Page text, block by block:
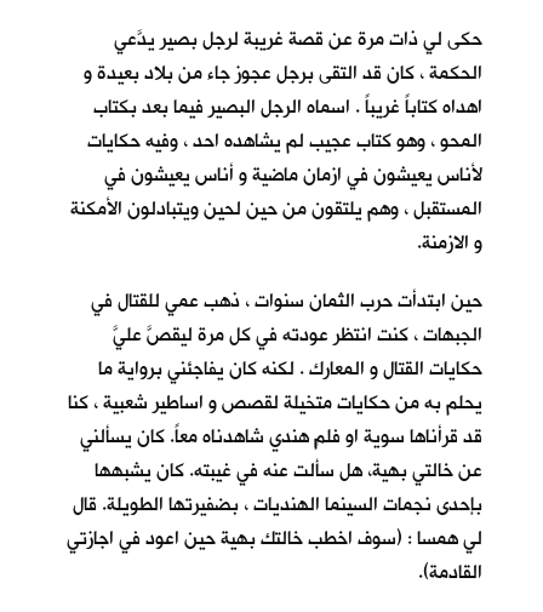
حكى لي ذات مرة عن قصة غريبة لرجل بصير يدَّعي
الحكمة ، كان قد التقى برجل عجوز جاء من بلاد بعيدة و
اهداه كتاباً غريباً . اسماه الرجل البصير فيما بعد بكتاب
المحو ، وهو كتاب عجيب لم يشاهده احد ، وفيه حكايات
لأناس يعيشون في ازمان ماضية و أناس يعيشون في
المستقبل ، وهم يلتقون من حين لحين ويتبادلون الأمكنة
و الازمنة.
حين ابتدأت حرب الثمان سنوات ، ذهب عمي للقتال في
الجبهات ، كنت انتظر عودته في كل مرة ليقصَّ عليَّ
حكايات القتال و المعارك . لكنه كان يفاجئني برواية ما
يحلم به من حكايات متخيلة لقصص و اساطير شعبية ، كنا
قد قرأناها سوية او فلمٍ هندي شاهدناه معاً. كان يسألني
عن خالتي بهية، هل سألت عنه في غيبته. كان يشبهها
بإحدى نجمات السينما الهنديات ، بضفيرتها الطويلة. قال
لي همسا : (سوف اخطب خالتك بهية حين اعود في اجازتي
القادمة).